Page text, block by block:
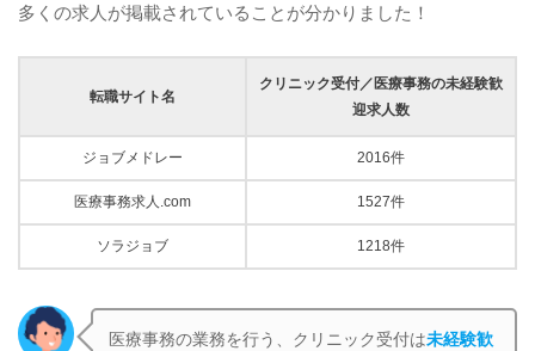
多くの求人が掲載されていることが分かりました！
転職サイト名
クリニック受付／医療事務の未経験歓
迎求人数
ジョブメドレー 2016件
医療事務求人.com 1527件
ソラジョブ 1218件
医療事務の業務を行う、クリニック受付は未経験歓